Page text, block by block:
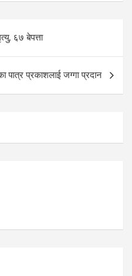
६७ बेपत्ता
पात्र प्रकाशलाई जग्गा प्रदान